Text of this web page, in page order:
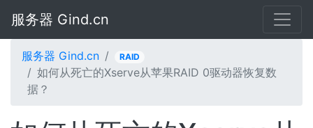
服务器 Gind.cn
服务器 Gind.cn RAID
如何从死亡的Xserve从苹果RAID 0驱动器恢复数
据？